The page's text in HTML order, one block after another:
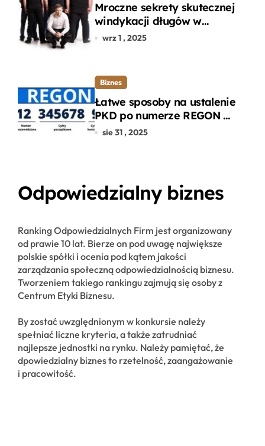
Mroczne sekrety skutecznej
windykacji długów w
departamencie windykacji
wrz 1 , 2025
Biznes
Łatwe sposoby na ustalenie
PKD po numerze REGON w
kilku prostych krokach
sie 31 , 2025
Odpowiedzialny biznes
Ranking Odpowiedzialnych Firm jest organizowany
od prawie 10 lat. Bierze on pod uwagę największe
polskie spółki i ocenia pod kątem jakości
zarządzania społeczną odpowiedzialnością biznesu.
Tworzeniem takiego rankingu zajmują się osoby z
Centrum Etyki Biznesu.
By zostać uwzględnionym w konkursie należy
spełniać liczne kryteria, a także zatrudniać
najlepsze jednostki na rynku. Należy pamiętać, że
dpowiedzialny biznes to rzetelność, zaangażowanie
i pracowitość.